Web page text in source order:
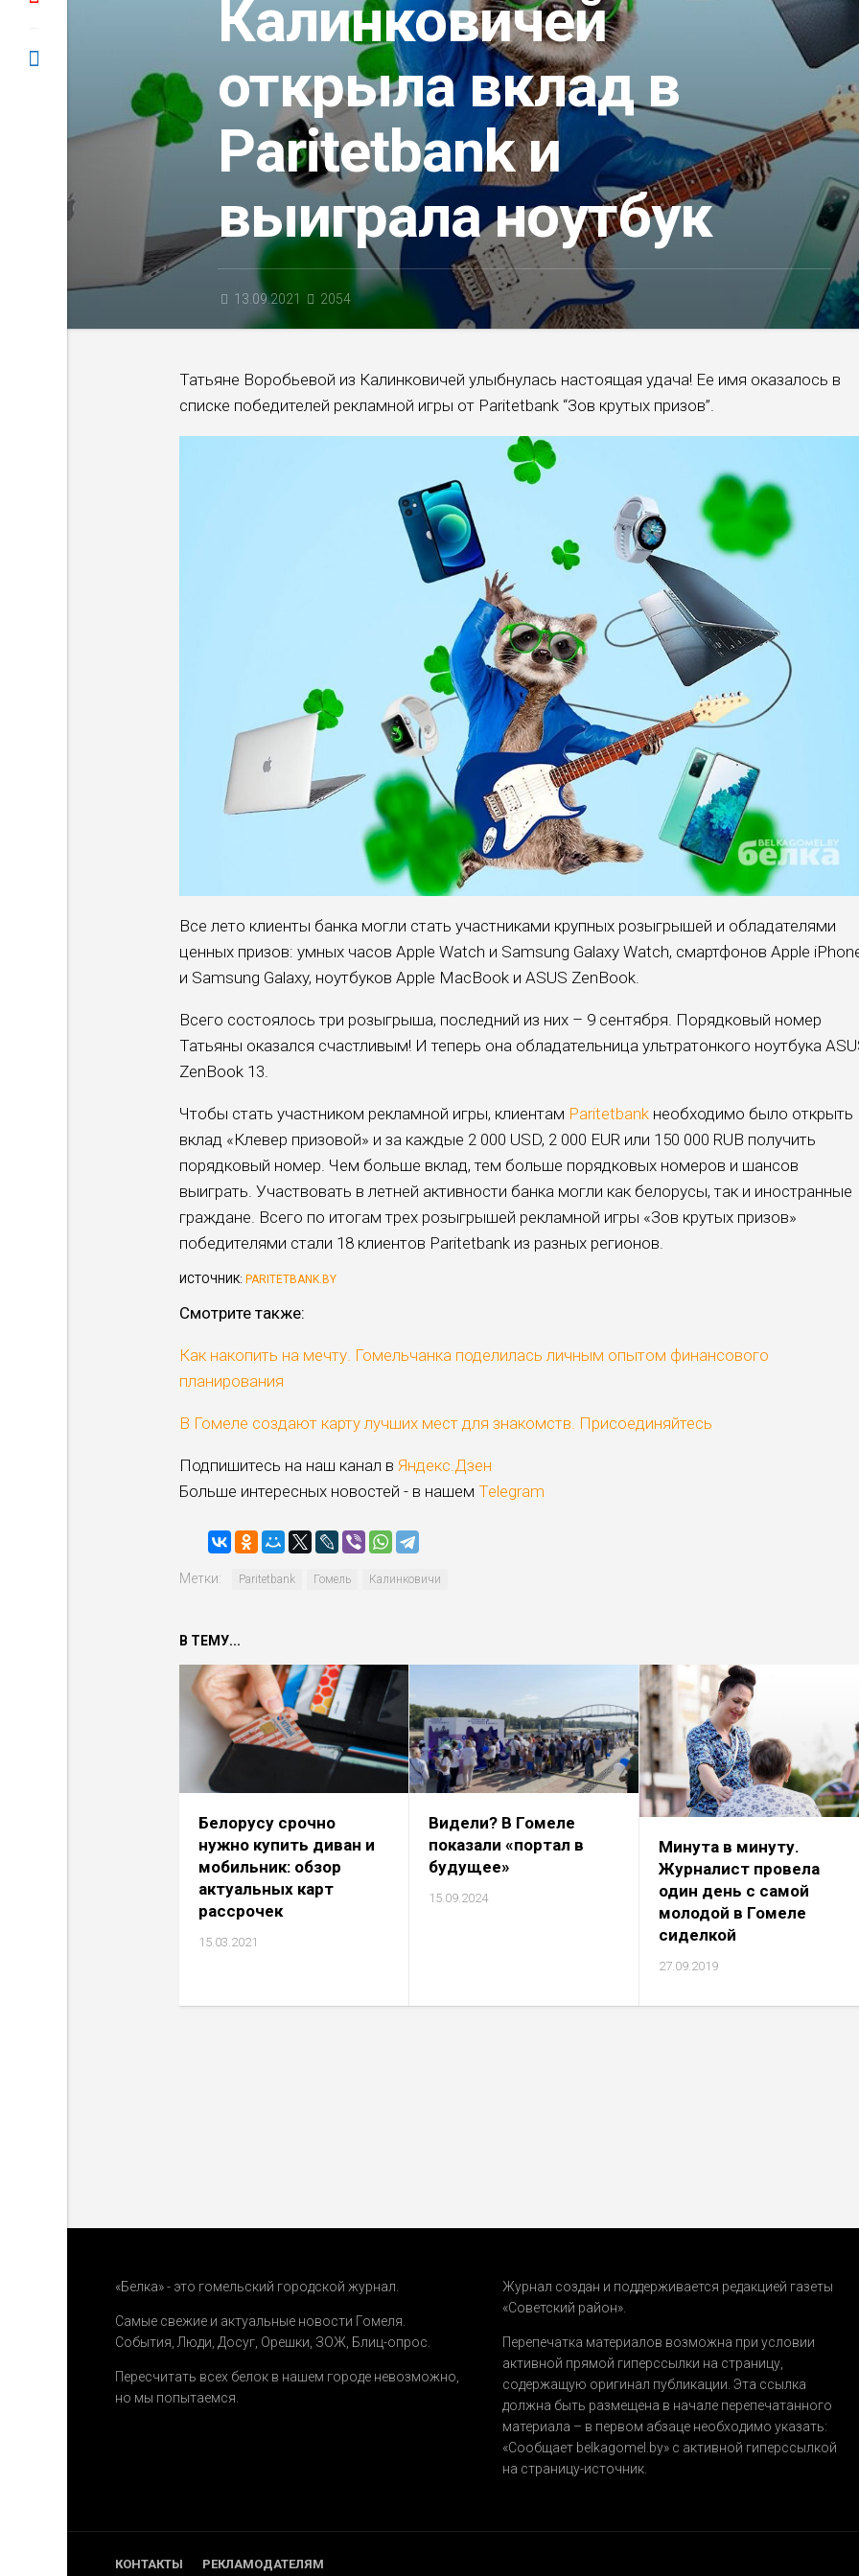
Калинковичей
открыла вклад в
Paritetbank и
выиграла ноутбук
13.09.2021 2054
Татьяне Воробьевой из Калинковичей улыбнулась настоящая удача! Ее имя оказалось в
списке победителей рекламной игры от Paritetbank “Зов крутых призов”.
Все лето клиенты банка могли стать участниками крупных розыгрышей и обладателями
ценных призов: умных часов Apple Watch и Samsung Galaxy Watch, смартфонов Apple
и Samsung Galaxy, ноутбуков Apple MacBook и ASUS ZenBook.
Всего состоялось три розыгрыша, последний из них – 9 сентября. Порядковый номер
Татьяны оказался счастливым! И теперь она обладательница ультратонкого ноутбука
ZenBook 13.
Чтобы стать участником рекламной игры, клиентам Paritetbank необходимо было открыть
вклад «Клевер призовой» и за каждые 2 000 USD, 2 000 EUR или 150 000 RUB получить
порядковый номер. Чем больше вклад, тем больше порядковых номеров и шансов
выиграть. Участвовать в летней активности банка могли как белорусы, так и иностранные
граждане. Всего по итогам трех розыгрышей рекламной игры «Зов крутых призов»
победителями стали 18 клиентов Paritetbank из разных регионов.
ИСТОЧНИК: PARITETBANK.BY
Cмотрите также:
Как накопить на мечту. Гомельчанка поделилась личным опытом финансового
планирования
В Гомеле создают карту лучших мест для знакомств. Присоединяйтесь
Подпишитесь на наш канал в Яндекс.Дзен
Больше интересных новостей - в нашем Telegram
Метки: Paritetbank Гомель Калинковичи
В ТЕМУ...
Белорусу срочно
нужно купить диван и
мобильник: обзор
актуальных карт
рассрочек
15.03.2021
Видели? В Гомеле
показали «портал в
будущее»
15.09.2024
Минута в минуту.
Журналист провела
один день с самой
молодой в Гомеле
сиделкой
27.09.2019
«Белка» - это гомельский городской журнал.
Самые свежие и актуальные новости Гомеля.
События Люди Досуг Орешки ЗОЖ Блиц-опрос
Пересчитать всех белок в нашем городе невозможно,
но мы попытаемся.
Журнал создан и поддерживается редакцией газеты
«Советский район».
Перепечатка материалов возможна при условии
активной прямой гиперссылки на страницу,
содержащую оригинал публикации. Эта ссылка
должна быть размещена в начале перепечатанного
материала – в первом абзаце необходимо указать:
«Сообщает belkagomel.by»с активной гиперссылкой
на страницу-источник.
КОНТАКТЫ РЕКЛАМОДАТЕЛЯМ